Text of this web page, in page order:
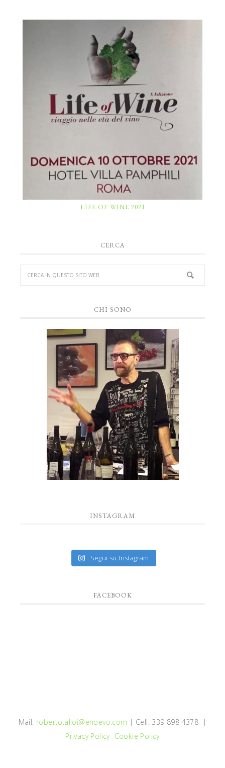
LIFE OF WINE 2021
CERCA
CHI SONO
INSTAGRAM
Segui su Instagram
FACEBOOK
Mail: roberto.alloi@enoevo.com | Cell: 339 898 4378 |
Privacy Policy Cookie Policy